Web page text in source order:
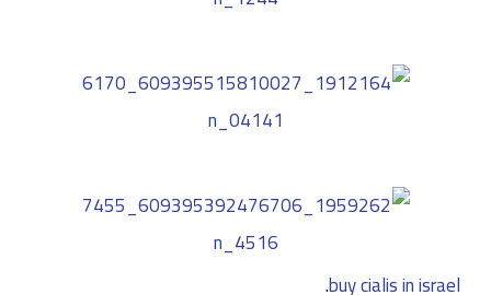
buy cialis in israel
.